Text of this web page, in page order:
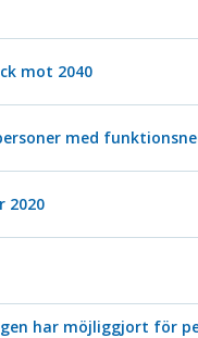
mot 2040
med
2020
har möjliggjort för